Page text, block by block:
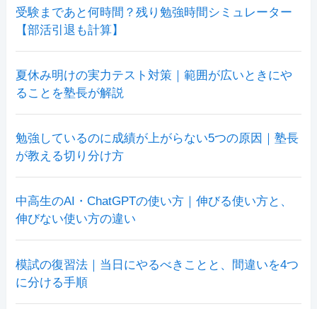
受験まであと何時間？残り勉強時間シミュレーター
【部活引退も計算】
夏休み明けの実力テスト対策｜範囲が広いときにや
ることを塾長が解説
勉強しているのに成績が上がらない5つの原因｜塾長
が教える切り分け方
中高生のAI・ChatGPTの使い方｜伸びる使い方と、
伸びない使い方の違い
模試の復習法｜当日にやるべきことと、間違いを4つ
に分ける手順